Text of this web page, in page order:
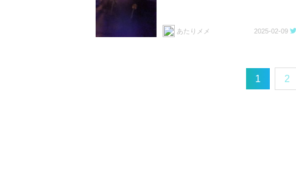
あたりメメ 2025-02-09
1 2